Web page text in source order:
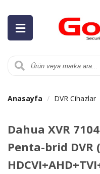
Anasayfa DVR Cihazlar
Dahua XVR
Penta-brid DVR (